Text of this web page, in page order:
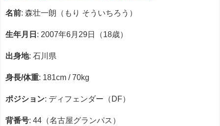
名前: 森壮一朗（もり そういちろう）
生年月日 : 2007年6月29日（18歳）
出身地: 石川県
身長/体重: 181cm / 70kg
ポジション: ディフェンダー（DF）
背番号: 44（名古屋グランパス）